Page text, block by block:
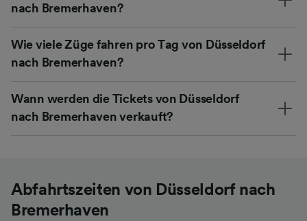
nach Bremerhaven?
Wie viele Züge fahren pro Tag von Düsseldorf
nach Bremerhaven?
Wann werden die Tickets von Düsseldorf
nach Bremerhaven verkauft?
Abfahrtszeiten von Düsseldorf nach
Bremerhaven